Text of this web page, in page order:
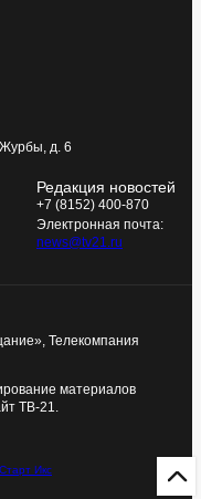
Журбы, д. 6
Редакция новостей
+7 (8152) 400-870
Электронная почта:
news@tv21.ru
Телекомпания
материалов
ТВ-21.
Икс